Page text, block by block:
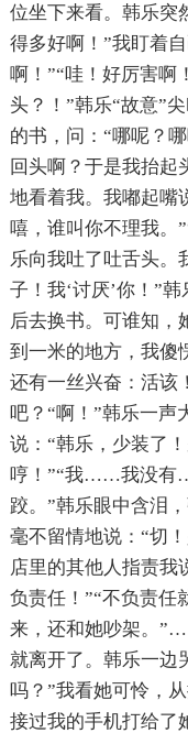
位坐下来看。韩乐突
得多好啊！”我盯着
啊！”“哇！好厉害啊
头？！”韩乐“故意”
的书，问：“哪呢？
回头啊？于是我抬起
地看着我。我嘟起嘴
嘻，谁叫你不理我
乐向我吐了吐舌头。
子！我‘讨厌’你！”
后去换书。可谁知，
到一米的地方，我傻
还有一丝兴奋：活该
吧？“啊！”韩乐一声
说：“韩乐，少装了
哼！”“我……我没
跤。”韩乐眼中含泪
毫不留情地说：“切
店里的其他人指责我
负责任！”“不负责任
来，还和她吵架。
就离开了。韩乐一
吗？”我看她可怜，
接过我的手机打给了